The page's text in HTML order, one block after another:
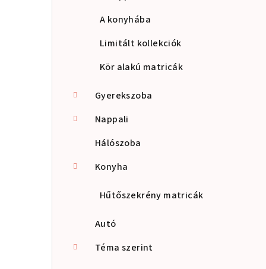
A konyhába
Limitált kollekciók
Kör alakú matricák
Gyerekszoba
Nappali
Hálószoba
Konyha
Hűtőszekrény matricák
Autó
Téma szerint